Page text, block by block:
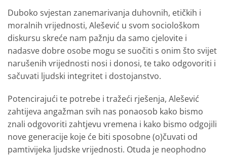
Duboko svjestan zanemarivanja duhovnih, etičkih i
moralnih vrijednosti, Alešević u svom sociološkom
diskursu skreće nam pažnju da samo cjelovite i
nadasve dobre osobe mogu se suočiti s onim što svijet
narušenih vrijednosti nosi i donosi, te tako odgovoriti i
sačuvati ljudski integritet i dostojanstvo.
Potencirajući te potrebe i tražeći rješenja, Alešević
zahtijeva angažman svih nas ponaosob kako bismo
znali odgovoriti zahtjevu vremena i kako bismo odgojili
nove generacije koje će biti sposobne (o)čuvati od
pamtivijeka ljudske vrijednosti. Otuda je neophodno